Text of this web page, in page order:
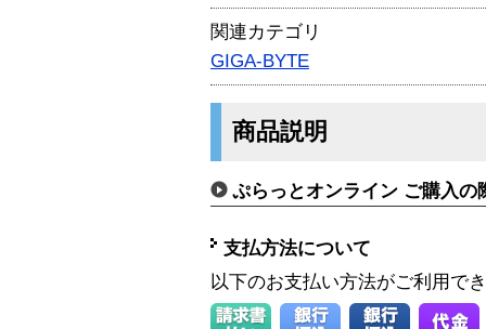
関連カテゴリ
GIGA-BYTE
商品説明
ぷらっとオンライン ご購入の
支払方法について
以下のお支払い方法がご利用で